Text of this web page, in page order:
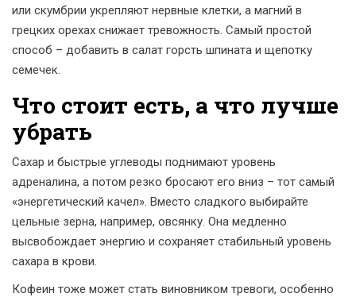
или скумбрии укрепляют нервные клетки, а магний в
грецких орехах снижает тревожность. Самый простой
способ – добавить в салат горсть шпината и щепотку
семечек.
Что стоит есть, а что лучше
убрать
Сахар и быстрые углеводы поднимают уровень
адреналина, а потом резко бросают его вниз – тот самый
«энергетический качел». Вместо сладкого выбирайте
цельные зерна, например, овсянку. Она медленно
высвобождает энергию и сохраняет стабильный уровень
сахара в крови.
Кофеин тоже может стать виновником тревоги, особенно